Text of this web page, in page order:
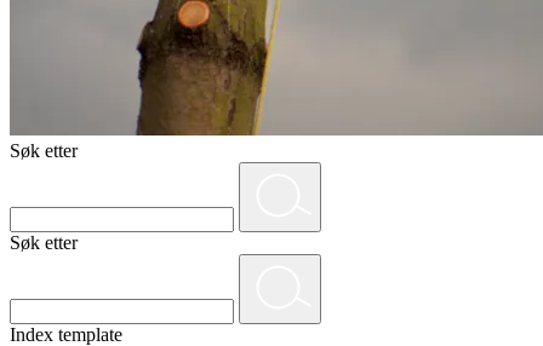
Søk etter
Søk etter
Index template